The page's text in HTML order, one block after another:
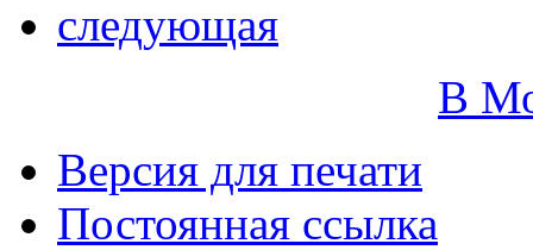
следующая
В
Версия для печати
Постоянная ссылка